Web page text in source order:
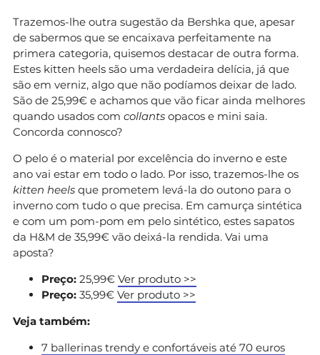
Trazemos-lhe outra sugestão da Bershka que, apesar
de sabermos que se encaixava perfeitamente na
primera categoria, quisemos destacar de outra forma.
Estes kitten heels são uma verdadeira delícia, já que
são em verniz, algo que não podíamos deixar de lado.
São de 25,99€ e achamos que vão ficar ainda melhores
quando usados com collants opacos e mini saia.
Concorda connosco?
O pelo é o material por excelência do inverno e este
ano vai estar em todo o lado. Por isso, trazemos-lhe os
kitten heels que prometem levá-la do outono para o
inverno com tudo o que precisa. Em camurça sintética
e com um pom-pom em pelo sintético, estes sapatos
da H&M de 35,99€ vão deixá-la rendida. Vai uma
aposta?
Preço: 25,99€ Ver produto >>
Preço: 35,99€ Ver produto >>
Veja também:
7 ballerinas trendy e confortáveis até 70 euros